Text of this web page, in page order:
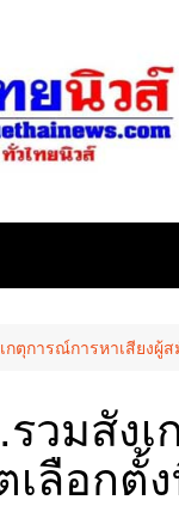
กตุการณ์การหาเสียงผู้
วมสัง
เลือกตั้